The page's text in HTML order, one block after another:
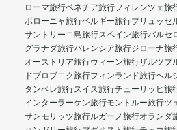
ローマ旅行ベネチア旅行フィレンツェ旅
ボローニャ旅行ベルギー旅行ブリュッセ
サントリーニ島旅行スペイン旅行バルセ
グラナダ旅行バレンシア旅行ジローナ旅
オーストリア旅行ウィーン旅行ザルツブ
ドブロブニク旅行フィンランド旅行ヘル
タンペレ旅行スイス旅行チューリッヒ旅
インターラーケン旅行モントルー旅行ツ
サンモリッツ旅行ルガーノ旅行オランダ